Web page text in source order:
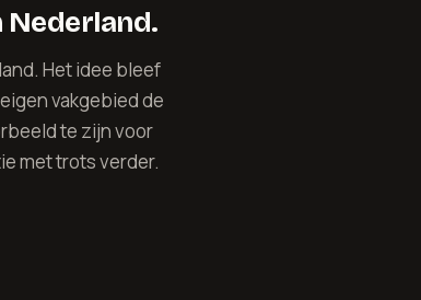
Nederland.
Het idee bleef
vakgebied de
te zijn voor
met trots verder.